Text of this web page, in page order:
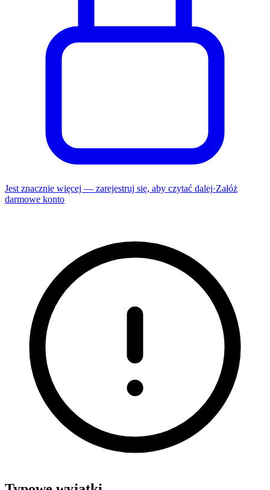
Jest znacznie więcej — zarejestruj się, aby czytać dalej·Załóż
darmowe konto